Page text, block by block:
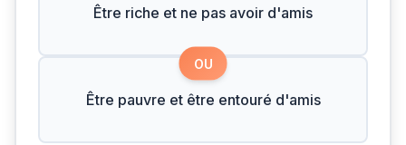
Être riche et ne pas avoir d'amis
OU
Être pauvre et être entouré d'amis